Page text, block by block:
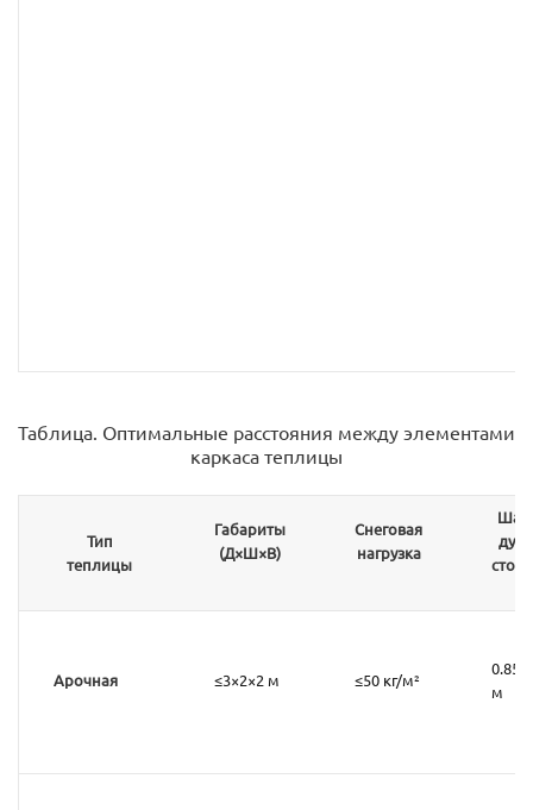
Таблица. Оптимальные расстояния между элементами
каркаса теплицы
Тип
теплицы
Габариты
(Д×Ш×В)
Снеговая
нагрузка
Шаг
дуг/
стоек
Арочная ≤3×2×2 м ≤50 кг/м²
0.85
м